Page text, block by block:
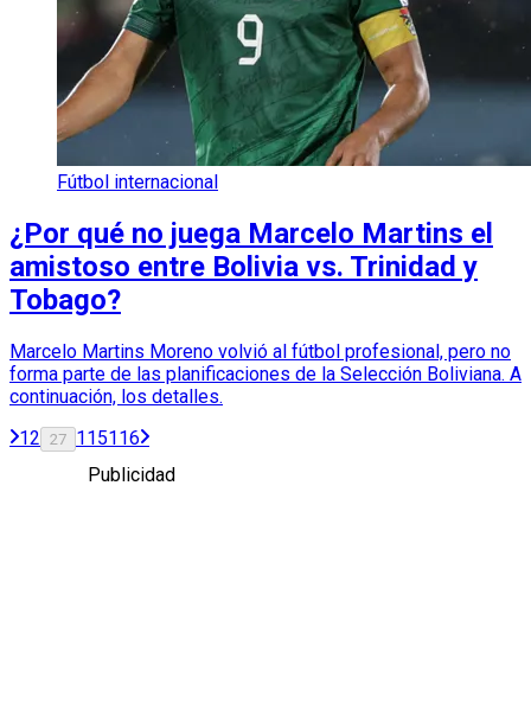
Fútbol internacional
¿Por qué no juega Marcelo Martins el
amistoso entre Bolivia vs. Trinidad y
Tobago?
Marcelo Martins Moreno volvió al fútbol profesional, pero no
forma parte de las planificaciones de la Selección Boliviana. A
continuación, los detalles.
12 27 115116
Publicidad